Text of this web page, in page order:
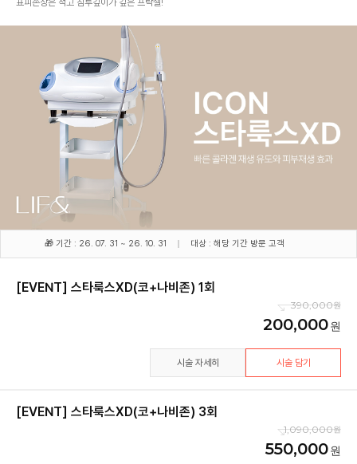
표피손상은 적고 침투깊이가 깊은 프락셀!
🎁 기간 : 26. 07. 31 ~ 26. 10. 31 대상 : 해당 기간 방문 고객
[EVENT] 스타룩스XD(코+나비존) 1회
390,000
200,000
시술 자세히 시술 담기
[EVENT] 스타룩스XD(코+나비존) 3회
1,090,000
550,000